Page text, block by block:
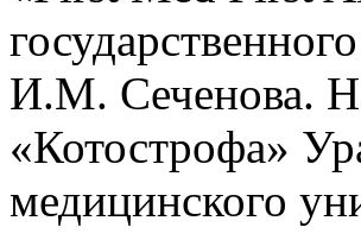
И.М. Сеченова.
«Котострофа»
медицинского